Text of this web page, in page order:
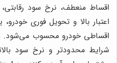
اقساط منعطف، نرخ سود
اعتبار بالا و تحویل فوری
اقساطی خودرو محسوب می‌شود. در
شرایط محدودتر و نرخ سود